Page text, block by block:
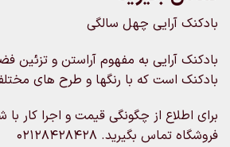
بادکنک آرایی چهل سالگی
بادکنک آرایی به مفهوم آراستن و
بادکنک است که با رنگها و طرح های
برای اطلاع از چگونگی قیمت و اجرا کار
فروشگاه تماس بگیرید. 02128428428